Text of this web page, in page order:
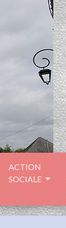
ACTION
SOCIALE